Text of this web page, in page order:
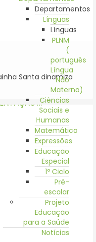
Departamentos
Línguas
Línguas
PLNM
(
português
Língua
Não
Materna)
Ciências
Sociais e
Humanas
Matemática
Expressões
Educação
Especial
1º Ciclo
Pré-
escolar
Projeto
Educação
para a Saúde
Notícias
Santa dinamiza